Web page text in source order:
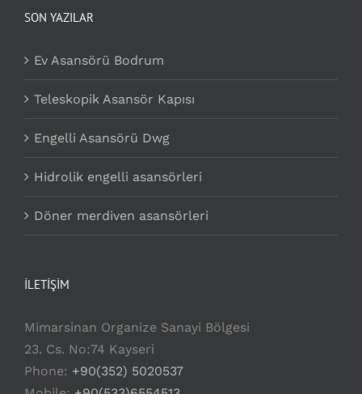
SON YAZILAR
Ev Asansörü Bodrum
Teleskopik Asansör Kapısı
Engelli Asansörü Dwg
Hidrolik engelli asansörleri
Döner merdiven asansörleri
İLETİŞİM
Mimarsinan Organize Sanayi Bölgesi
23. Cs. No:74 Kayseri
Phone: +90(352) 5020537